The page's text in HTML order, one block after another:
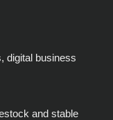
digital business
and stable